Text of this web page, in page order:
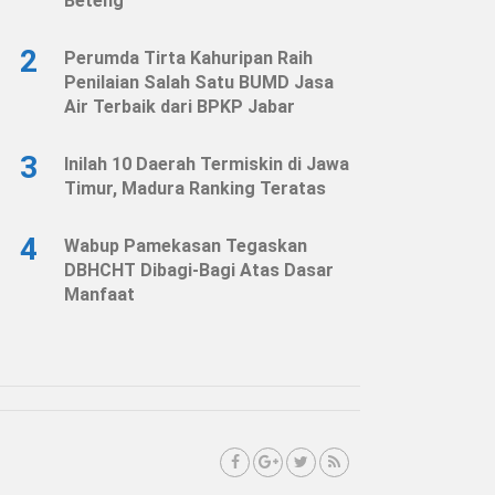
2
Perumda Tirta Kahuripan Raih
Penilaian Salah Satu BUMD Jasa
Air Terbaik dari BPKP Jabar
3
Inilah 10 Daerah Termiskin di Jawa
Timur, Madura Ranking Teratas
4
Wabup Pamekasan Tegaskan
DBHCHT Dibagi-Bagi Atas Dasar
Manfaat